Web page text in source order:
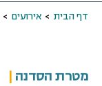
דף הבית > אירועים >
מטרת הסדנה |